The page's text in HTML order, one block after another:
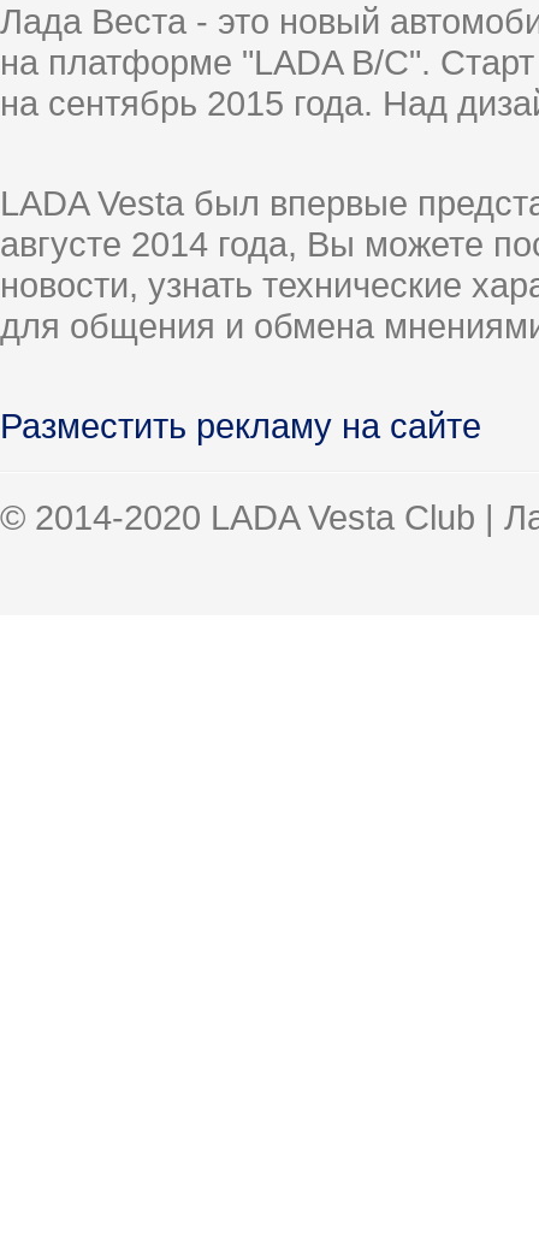
Лада Веста - это новый
на платформе "LADA B/C".
на сентябрь 2015 года. Над
LADA Vesta был впервые
августе 2014 года, Вы можете
новости, узнать технические
для общения и обмена
Разместить рекламу на сайте
© 2014-2020 LADA Vesta Club |